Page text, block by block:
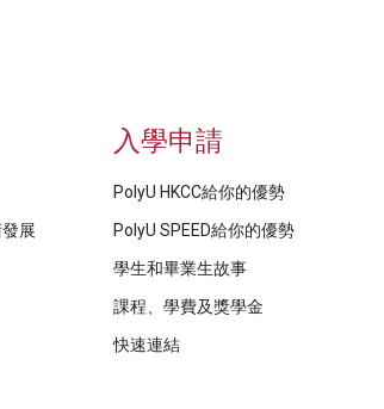
展
入學申請
PolyU HKCC給你的優勢
PolyU SPEED給你的優勢
學生和畢業生故事
課程、學費及獎學金
快速連結